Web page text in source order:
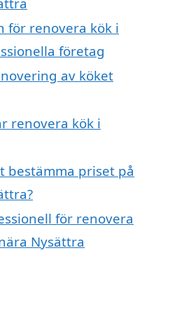
för renovera kök i
företag
av köket
renovera kök i
bestämma priset på
för renovera
Nysättra